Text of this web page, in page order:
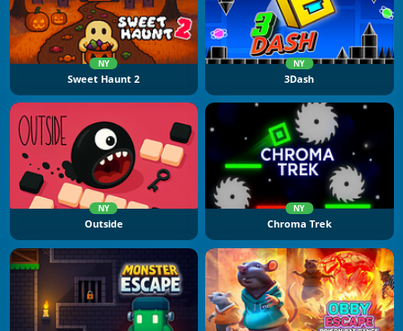
NY
Sweet Haunt 2
NY
3Dash
NY
Outside
NY
Chroma Trek